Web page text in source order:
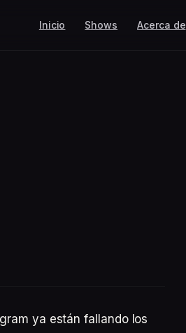
Inicio Shows Acerca de
ya están fallando los